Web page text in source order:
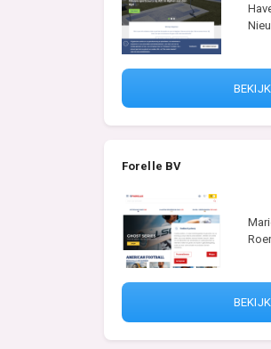
BEKIJK
Forelle BV
BEKIJK